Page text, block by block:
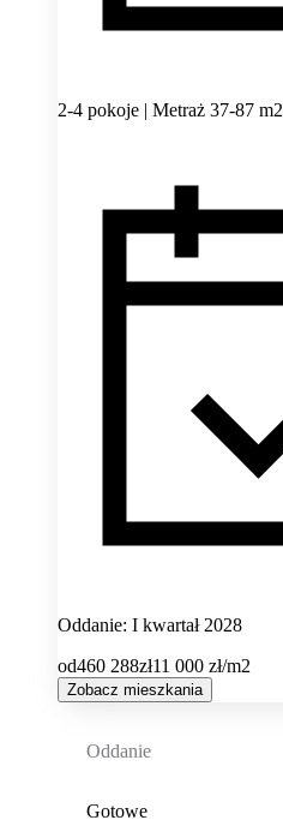
2-4 pokoje | Metraż 37-87 m2
Oddanie: I kwartał 2028
od460 288zł11 000 zł/m2
Zobacz mieszkania
Oddanie
Gotowe